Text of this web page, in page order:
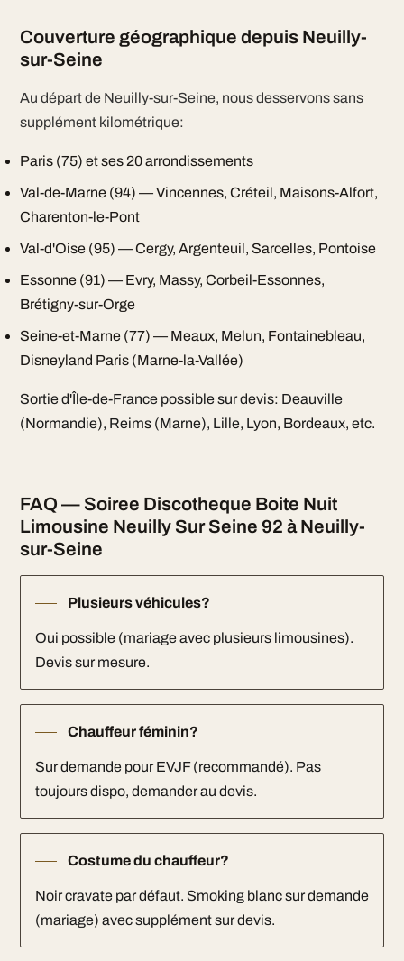
Couverture géographique depuis Neuilly-
sur-Seine
Au départ de Neuilly-sur-Seine, nous desservons sans
supplément kilométrique:
Paris (75) et ses 20 arrondissements
Val-de-Marne (94) — Vincennes, Créteil, Maisons-Alfort,
Charenton-le-Pont
Val-d'Oise (95) — Cergy, Argenteuil, Sarcelles, Pontoise
Essonne (91) — Evry, Massy, Corbeil-Essonnes,
Brétigny-sur-Orge
Seine-et-Marne (77) — Meaux, Melun, Fontainebleau,
Disneyland Paris (Marne-la-Vallée)
Sortie d'Île-de-France possible sur devis: Deauville
(Normandie), Reims (Marne), Lille, Lyon, Bordeaux, etc.
FAQ — Soiree Discotheque Boite Nuit
Limousine Neuilly Sur Seine 92 à Neuilly-
sur-Seine
Plusieurs véhicules?
Oui possible (mariage avec plusieurs limousines).
Devis sur mesure.
Chauffeur féminin?
Sur demande pour EVJF (recommandé). Pas
toujours dispo, demander au devis.
Costume du chauffeur?
Noir cravate par défaut. Smoking blanc sur demande
(mariage) avec supplément sur devis.